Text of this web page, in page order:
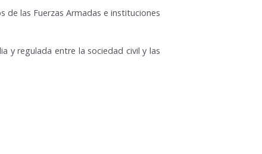
de las Fuerzas Armadas e instituciones
y regulada entre la sociedad civil y las